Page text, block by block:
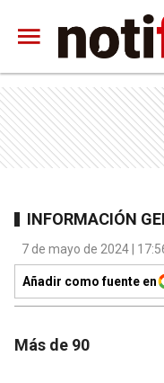
INFORMACIÓN
7 de mayo de 2024 |
Añadir como fuente en
Más de 90